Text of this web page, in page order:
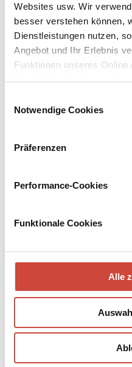
Websites usw. Wir
besser verstehen können,
Dienstleistungen nutzen,
Angebot und Ihr Erlebnis
Funktionen unseres Online
Umständen die
Notwendige Cookies
Präferenzen
Performance-Cookies
Funktionale Cookies
Alle
Heute nicht